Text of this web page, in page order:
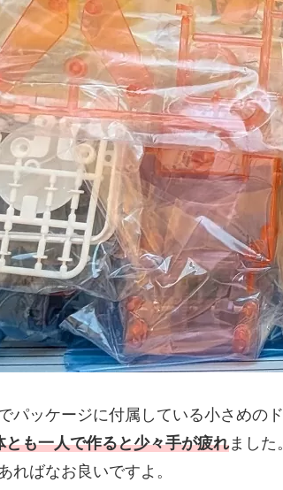
パッケージに付属している小さめの
とも一人で作ると少々手が疲れました
ればなお良いですよ。